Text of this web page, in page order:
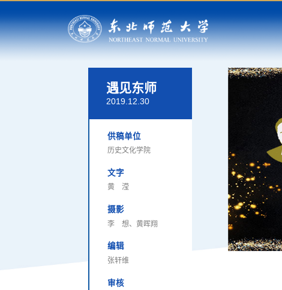
遇见东师
2019.12.30
供稿单位
历史文化学院
文字
黄 滢
摄影
李 想、黄晖翔
编辑
张轩维
审核